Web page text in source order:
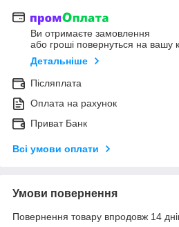
Ви отримаєте замовлення
або гроші повернуться на вашу
Детальніше
Післяплата
Оплата на рахунок
Приват Банк
Всі умови оплати
Умови повернення
Повернення товару впродовж 14